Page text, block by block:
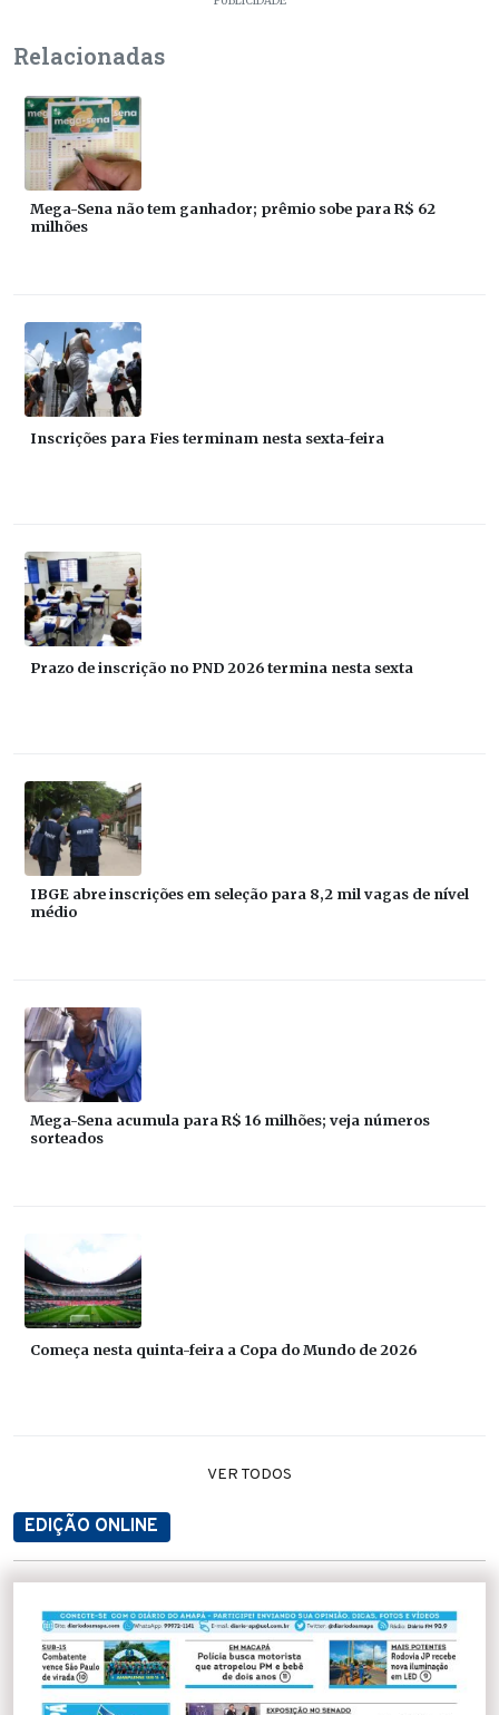
Relacionadas
Mega-Sena não tem ganhador; prêmio sobe para R$ 62
milhões
Inscrições para Fies terminam nesta sexta-feira
Prazo de inscrição no PND 2026 termina nesta sexta
IBGE abre inscrições em seleção para 8,2 mil vagas de nível
médio
Mega-Sena acumula para R$ 16 milhões; veja números
sorteados
Começa nesta quinta-feira a Copa do Mundo de 2026
VER TODOS
EDIÇÃO ONLINE